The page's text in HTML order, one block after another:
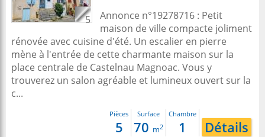
5
Annonce n°19278716 : Petit
maison de ville compacte joliment
rénovée avec cuisine d'été. Un escalier en pierre
mène à l'entrée de cette charmante maison sur la
place centrale de Castelnau Magnoac. Vous y
trouverez un salon agréable et lumineux ouvert sur la
c...
Pièces
5
Surface
70 m2
Chambre
1 Détails